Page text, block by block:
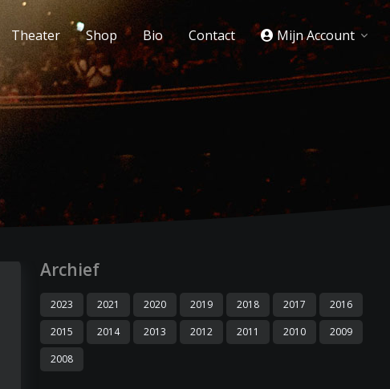
Theater Shop Bio Contact Mijn Account
Archief
2023 2021 2020 2019 2018 2017
2016
2015
2014 2013 2012 2011 2010
2009
2008